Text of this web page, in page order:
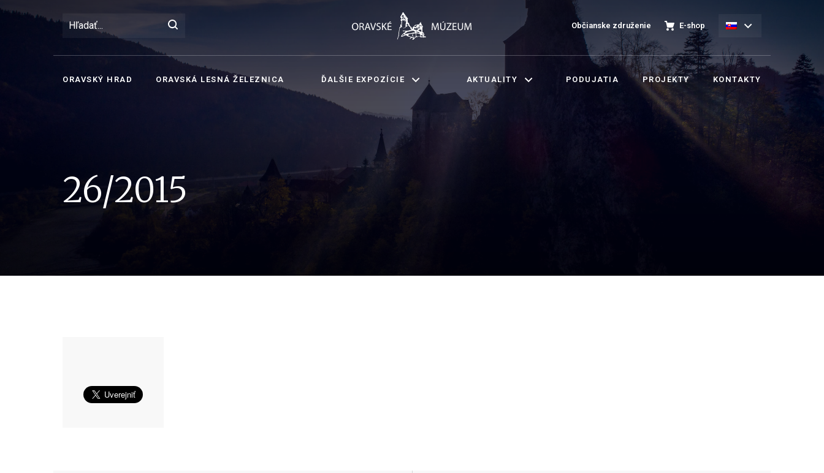
Občianske združenie E-shop
ORAVSKÝ HRAD ORAVSKÁ LESNÁ ŽELEZNICA ĎALŠIE EXPOZÍCIE AKTUALITY PODUJATIA PROJEKTY KONTAKTY
26/2015